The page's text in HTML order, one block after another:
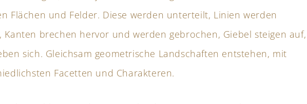
Flächen und Felder. Diese werden unterteilt, Linien werden
Kanten brechen hervor und werden gebrochen, Giebel steigen auf,
sich. Gleichsam geometrische Landschaften entstehen, mit
Facetten und Charakteren.